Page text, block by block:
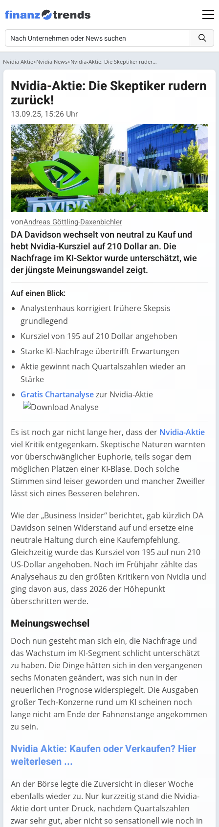
Nvidia Aktie Nvidia News Nvidia-Aktie: Die Skeptiker rudern zurück!
Nvidia-Aktie: Die Skeptiker rudern
zurück!
13.09.25, 15:26 Uhr
vonAndreas Göttling-Daxenbichler
DA Davidson wechselt von neutral zu Kauf und
hebt Nvidia-Kursziel auf 210 Dollar an. Die
Nachfrage im KI-Sektor wurde unterschätzt, wie
der jüngste Meinungswandel zeigt.
Auf einen Blick:
Analystenhaus korrigiert frühere Skepsis
grundlegend
Kursziel von 195 auf 210 Dollar angehoben
Starke KI-Nachfrage übertrifft Erwartungen
Aktie gewinnt nach Quartalszahlen wieder an
Stärke
Gratis Chartanalysezur Nvidia-Aktie
Es ist noch gar nicht lange her, dass der Nvidia-Aktie
viel Kritik entgegenkam. Skeptische Naturen warnten
vor überschwänglicher Euphorie, teils sogar dem
möglichen Platzen einer KI-Blase. Doch solche
Stimmen sind leiser geworden und mancher Zweifler
lässt sich eines Besseren belehren.
Wie der „Business Insider“ berichtet, gab kürzlich DA
Davidson seinen Widerstand auf und ersetze eine
neutrale Haltung durch eine Kaufempfehlung.
Gleichzeitig wurde das Kursziel von 195 auf nun 210
US-Dollar angehoben. Noch im Frühjahr zählte das
Analysehaus zu den größten Kritikern von Nvidia und
ging davon aus, dass 2026 der Höhepunkt
überschritten werde.
Meinungswechsel
Doch nun gesteht man sich ein, die Nachfrage und
das Wachstum im KI-Segment schlicht unterschätzt
zu haben. Die Dinge hätten sich in den vergangenen
sechs Monaten geändert, was sich nun in der
neuerlichen Prognose widerspiegelt. Die Ausgaben
großer Tech-Konzerne rund um KI scheinen noch
lange nicht am Ende der Fahnenstange angekommen
zu sein.
Nvidia Aktie: Kaufen oder Verkaufen? Hier
weiterlesen ...
An der Börse legte die Zuversicht in dieser Woche
ebenfalls wieder zu. Nur kurzzeitig stand die Nvidia-
Aktie dort unter Druck, nachdem Quartalszahlen
zwar sehr gut, aber nicht so sensationell wie noch in